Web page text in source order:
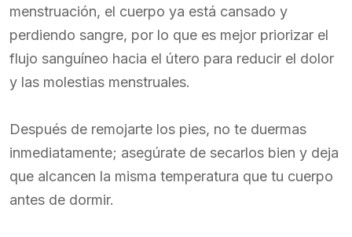
menstruación, el cuerpo ya está cansado y
perdiendo sangre, por lo que es mejor priorizar el
flujo sanguíneo hacia el útero para reducir el dolor
y las molestias menstruales.
Después de remojarte los pies, no te duermas
inmediatamente; asegúrate de secarlos bien y deja
que alcancen la misma temperatura que tu cuerpo
antes de dormir.